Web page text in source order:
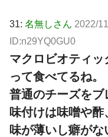
31: 名無しさん 2022/
ID:n29YQ0GU0
マクロビオティ
って食べてるね。
普通のチーズをブ
味付けは味噌や酢
味が薄いし癖が